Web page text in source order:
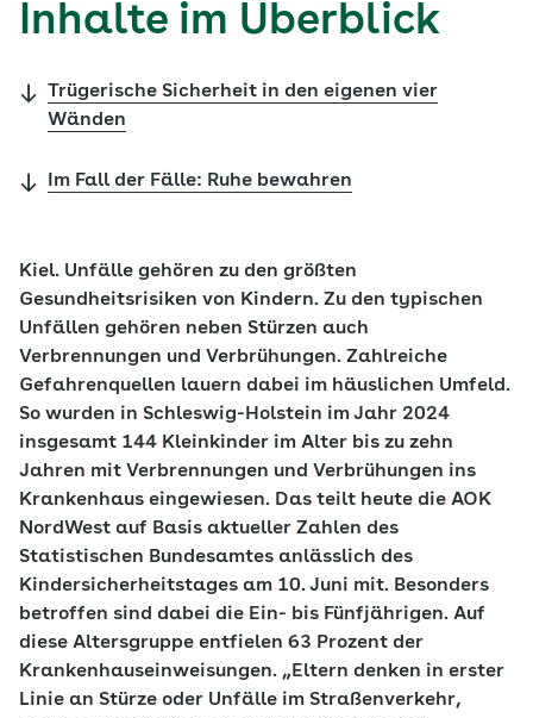
Inhalte im Überblick
Trügerische Sicherheit in den eigenen vier
Wänden
Im Fall der Fälle: Ruhe bewahren
Kiel. Unfälle gehören zu den größten
Gesundheitsrisiken von Kindern. Zu den typischen
Unfällen gehören neben Stürzen auch
Verbrennungen und Verbrühungen. Zahlreiche
Gefahrenquellen lauern dabei im häuslichen Umfeld.
So wurden in Schleswig-Holstein im Jahr 2024
insgesamt 144 Kleinkinder im Alter bis zu zehn
Jahren mit Verbrennungen und Verbrühungen ins
Krankenhaus eingewiesen. Das teilt heute die AOK
NordWest auf Basis aktueller Zahlen des
Statistischen Bundesamtes anlässlich des
Kindersicherheitstages am 10. Juni mit. Besonders
betroffen sind dabei die Ein- bis Fünfjährigen. Auf
diese Altersgruppe entfielen 63 Prozent der
Krankenhauseinweisungen. „Eltern denken in erster
Linie an Stürze oder Unfälle im Straßenverkehr,